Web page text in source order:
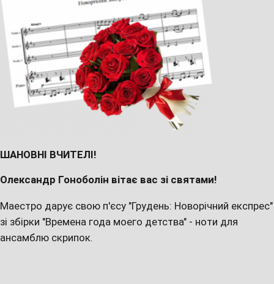
ШАНОВНІ ВЧИТЕЛІ!
Олександр Гоноболін вітає вас зі святами!
Маестро дарує свою п'єсу "Грудень: Новорічний експрес"
зі збірки "Времена года моего детства" - ноти для
ансамблю скрипок.